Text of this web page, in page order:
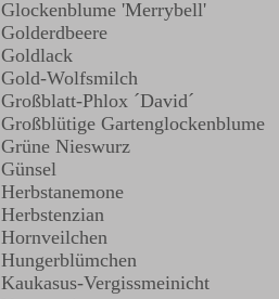
Glockenblume 'Merrybell'
Golderdbeere
Goldlack
Gold-Wolfsmilch
Großblatt-Phlox ´David´
Großblütige Gartenglockenblume
Grüne Nieswurz
Günsel
Herbstanemone
Herbstenzian
Hornveilchen
Hungerblümchen
Kaukasus-Vergissmeinicht